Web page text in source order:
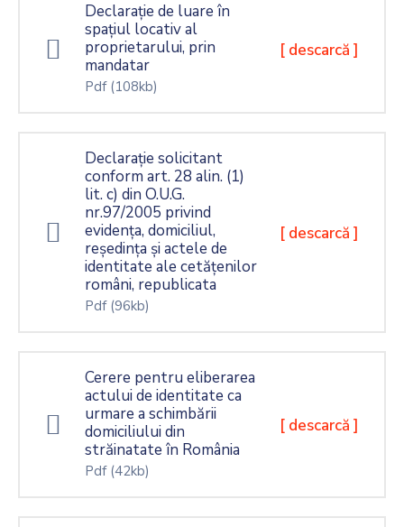
Declarație de luare în
spațiul locativ al
proprietarului, prin
mandatar
Pdf (108kb)
[ descarcă ]
Declarație solicitant
conform art. 28 alin. (1)
lit. c) din O.U.G.
nr.97/2005 privind
evidența, domiciliul,
reședința și actele de
identitate ale cetățenilor
români, republicata
Pdf (96kb)
[ descarcă ]
Cerere pentru eliberarea
actului de identitate ca
urmare a schimbării
domiciliului din
străinatate în România
Pdf (42kb)
[ descarcă ]